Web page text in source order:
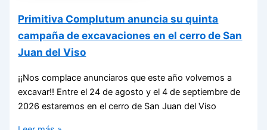
Primitiva Complutum anuncia su quinta
campaña de excavaciones en el cerro de San
Juan del Viso
¡¡Nos complace anunciaros que este año volvemos a
excavar!! Entre el 24 de agosto y el 4 de septiembre de
2026 estaremos en el cerro de San Juan del Viso